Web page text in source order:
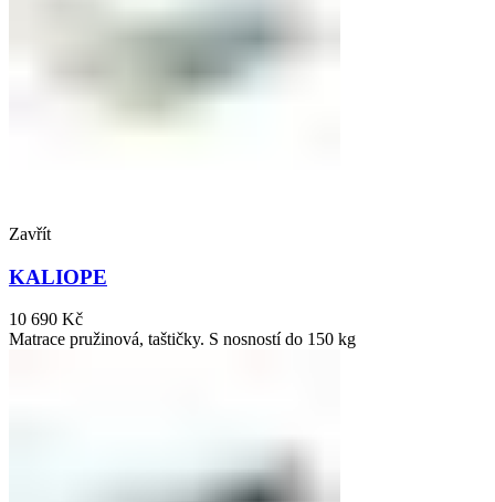
Zavřít
KALIOPE
10 690 Kč
Matrace pružinová, taštičky. S nosností do 150 kg